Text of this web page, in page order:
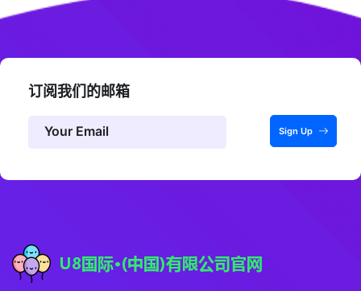
订阅我们的邮箱
Sign Up